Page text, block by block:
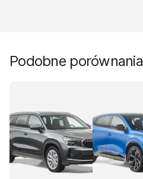
Podobne porównania